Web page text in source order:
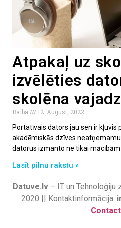
Atpakaļ uz
izvēlēties
skolēna
Baiba
12. August, 2022
Portatīvais dators jau sen ir kļuvis
akadēmiskās dzīves
datorus izmanto ne tikai
Lasīt pilnu rakstu »
Datuve.lv– IT un Tehnoloģiju
2020 || Kontaktinformācija: